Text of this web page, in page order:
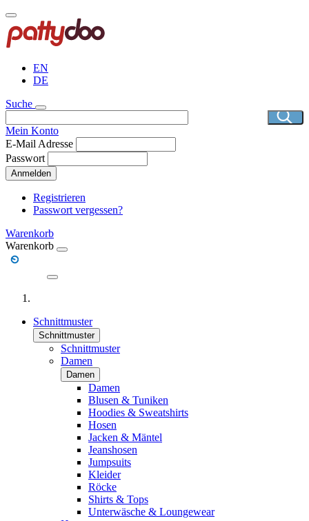
Direkt
zum
Inhalt
EN
DE
Suche
Mein Konto
E-Mail Adresse
Passwort
Anmelden
Registrieren
Passwort vergessen?
Warenkorb
Warenkorb
Schnittmuster
Schnittmuster
Schnittmuster
Damen
Damen
Damen
Blusen & Tuniken
Hoodies & Sweatshirts
Hosen
Jacken & Mäntel
Jeanshosen
Jumpsuits
Kleider
Röcke
Shirts & Tops
Unterwäsche & Loungewear